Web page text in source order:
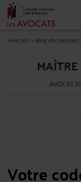
Avocat.fr>Blog des avocats>
AVOCAT
Votre